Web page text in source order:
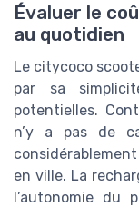
Évaluer le
au quotidien
Le citycoco
par sa
potentielles.
n’y a pas de
en ville. La
l’autonomie du